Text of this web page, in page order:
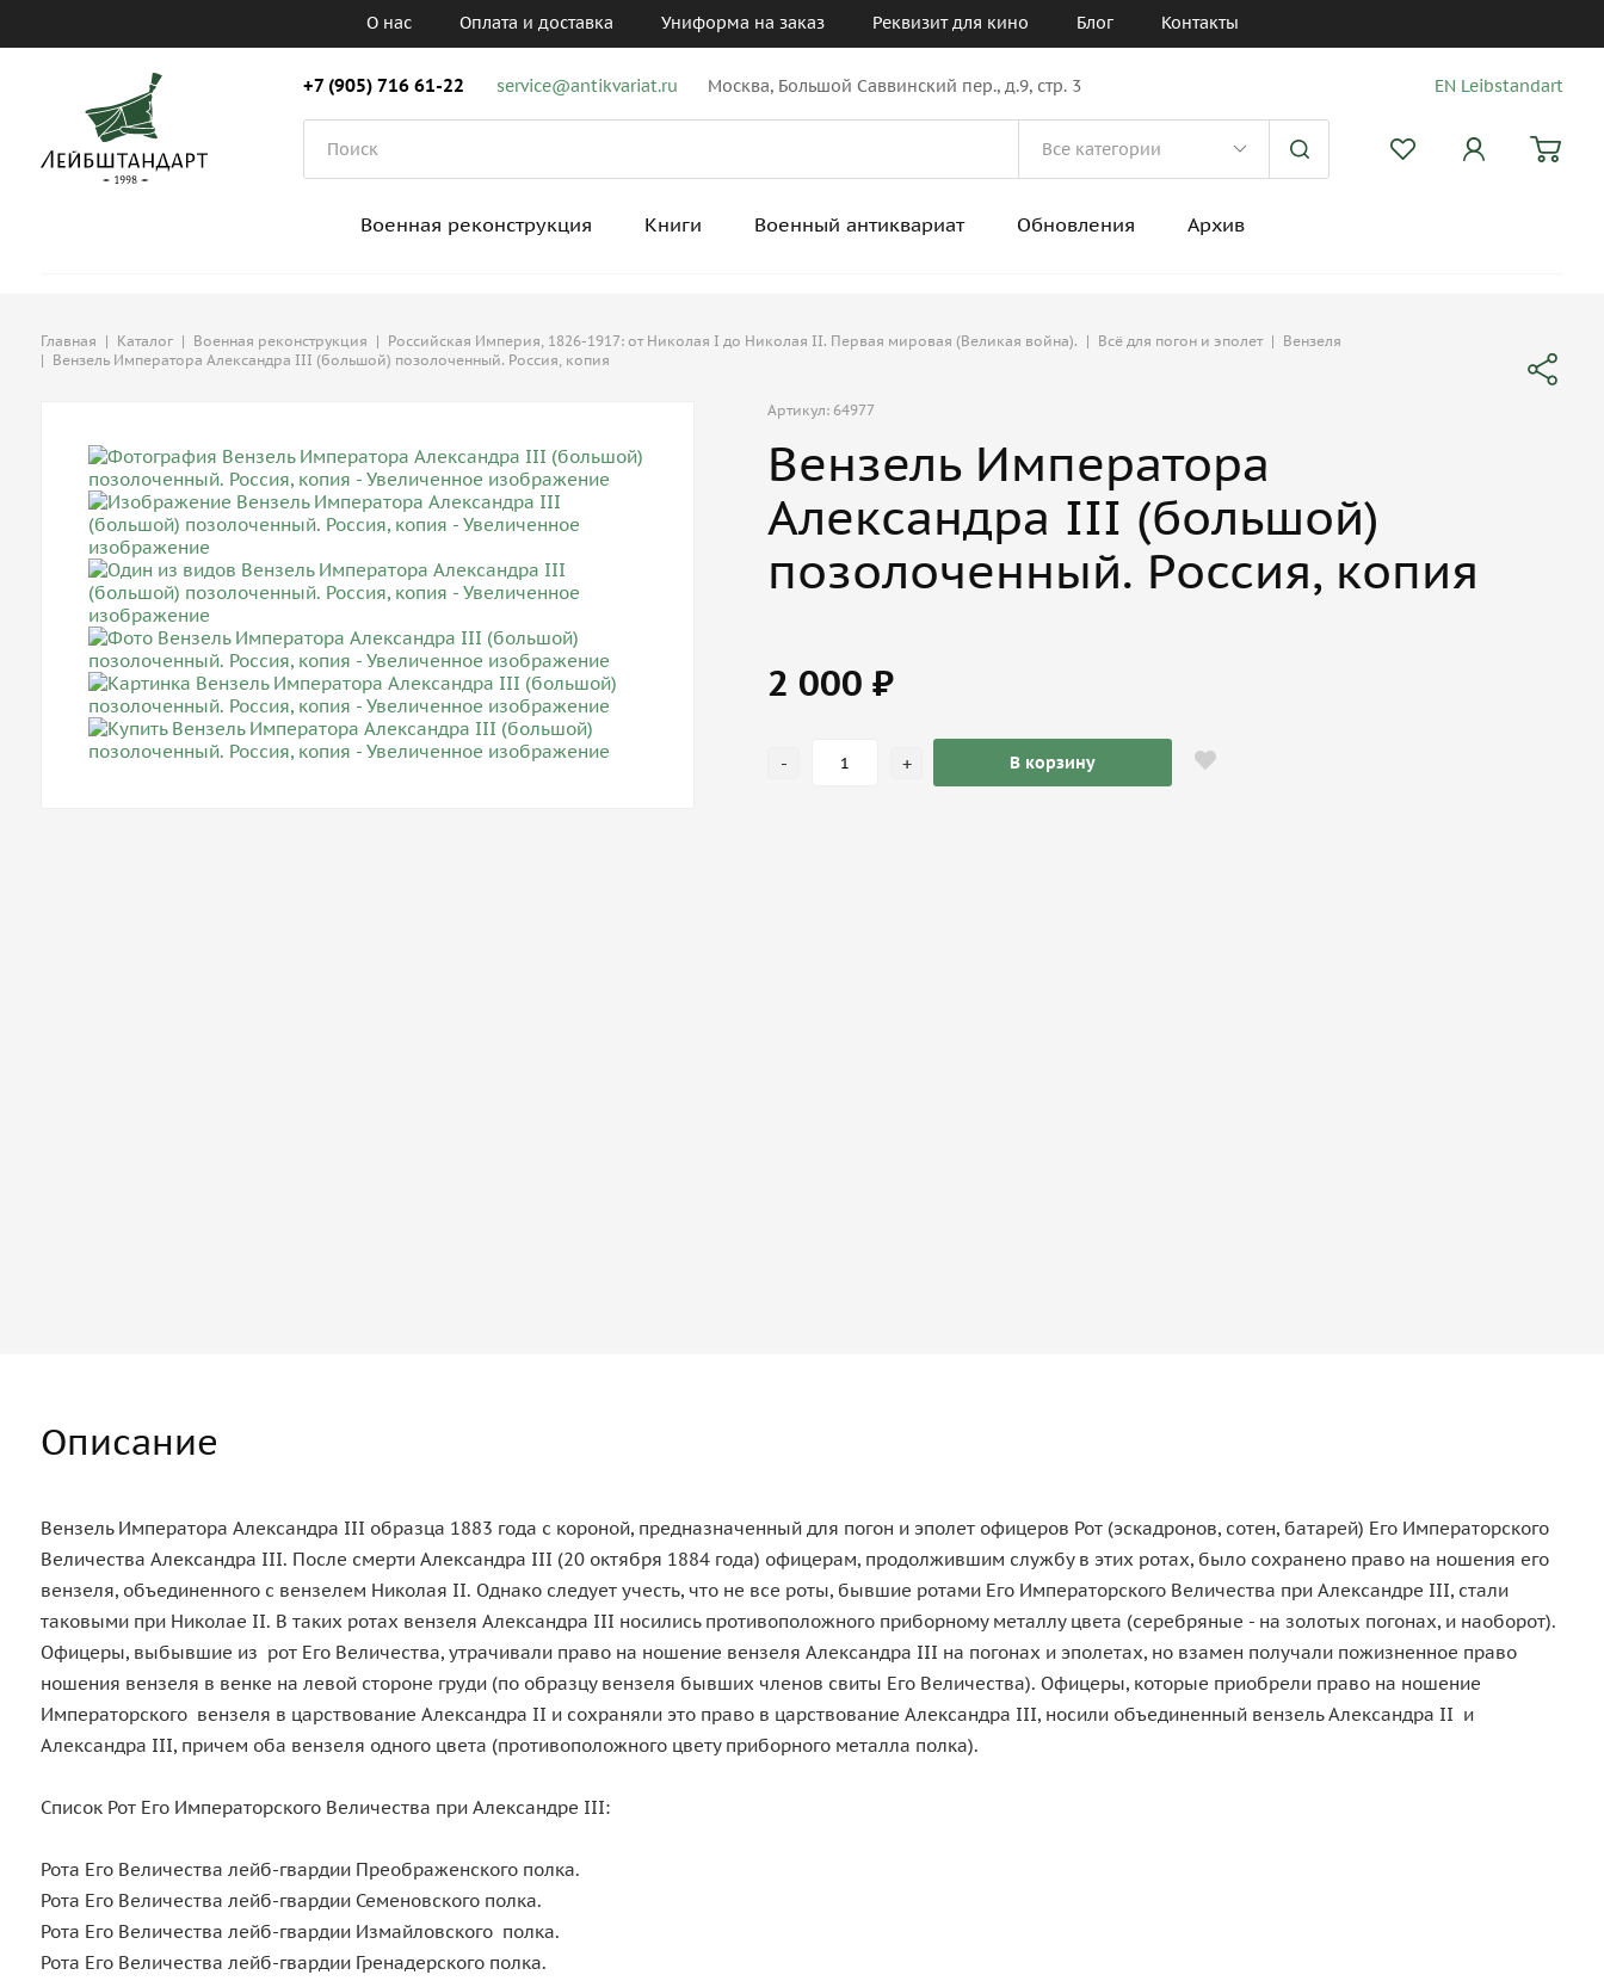
О нас Оплата и доставка Униформа на заказ Реквизит для кино Блог Контакты
+7 (905) 716 61-22 service@antikvariat.ru Москва, Большой Саввинский пер., д.9, стр. 3 EN Leibstandart
Военная реконструкция Книги Военный антиквариат Обновления Архив
Главная | Каталог | Военная реконструкция | Российская Империя, 1826-1917: от Николая I до Николая II. Первая мировая (Великая война). | Всё для погон и эполет | Вензеля
| Вензель Императора Александра III (большой) позолоченный. Россия, копия
Артикул: 64977
Вензель Императора
Александра III (большой)
позолоченный. Россия, копия
2 000 ₽
- + В корзину
Описание
Вензель Императора Александра III образца 1883 года с короной, предназначенный для погон и эполет офицеров Рот (эскадронов, сотен, батарей) Его Императорского
Величества Александра III. После смерти Александра III (20 октября 1884 года) офицерам, продолжившим службу в этих ротах, было сохранено право на ношения его
вензеля, объединенного с вензелем Николая II. Однако следует учесть, что не все роты, бывшие ротами Его Императорского Величества при Александре III, стали
таковыми при Николае II. В таких ротах вензеля Александра III носились противоположного приборному металлу цвета (серебряные - на золотых погонах, и наоборот).
Офицеры, выбывшие из рот Его Величества, утрачивали право на ношение вензеля Александра III на погонах и эполетах, но взамен получали пожизненное право
ношения вензеля в венке на левой стороне груди (по образцу вензеля бывших членов свиты Его Величества). Офицеры, которые приобрели право на ношение
Императорского вензеля в царствование Александра II и сохраняли это право в царствование Александра III, носили объединенный вензель Александра II и
Александра III, причем оба вензеля одного цвета (противоположного цвету приборного металла полка).
Список Рот Его Императорского Величества при Александре III:
Рота Его Величества лейб-гвардии Преображенского полка.
Рота Его Величества лейб-гвардии Семеновского полка.
Рота Его Величества лейб-гвардии Измайловского полка.
Рота Его Величества лейб-гвардии Гренадерского полка.